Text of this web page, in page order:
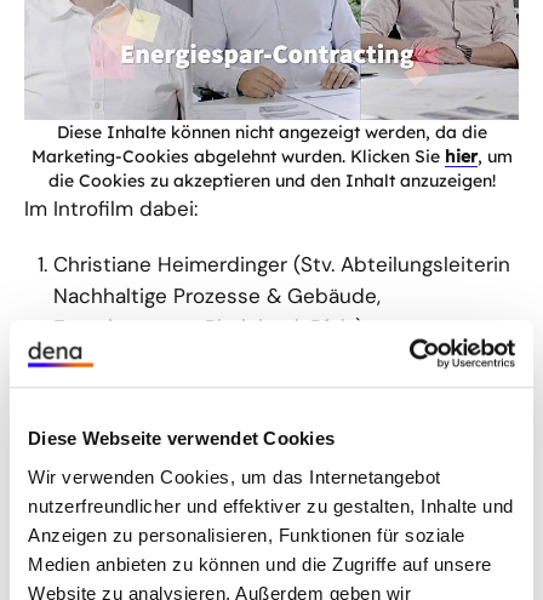
Diese Webseite verwendet Cookies
Wir verwenden Cookies, um das Internetangebot
nutzerfreundlicher und effektiver zu gestalten, Inhalte und
Anzeigen zu personalisieren, Funktionen für soziale
Medien anbieten zu können und die Zugriffe auf unsere
Website zu analysieren. Außerdem geben wir
Diese Inhalte können nicht angezeigt werden, da die
Marketing-Cookies abgelehnt wurden. Klicken Sie hier, um
die Cookies zu akzeptieren und den Inhalt anzuzeigen!
Im Introfilm dabei:
Christiane Heimerdinger (Stv. Abteilungsleiterin
Nachhaltige Prozesse & Gebäude,
Energieagentur Rheinland-Pfalz),
Marko Gebauer (Technisches
Klimaschutzmanagement, Landkreis
Mecklenburgische Seenplatte),
Peter Pissulla (Competence Center
Energiemanagement, Landesbetrieb
Liegenschafts- und Baubetreuung (LBB)) und